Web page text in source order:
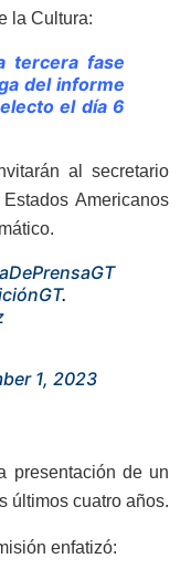
la Cultura:
tercera fase
del informe
el día 6
al secretario
Americanos
.
1, 2023
presentación de un
últimos cuatro años.
enfatizó: